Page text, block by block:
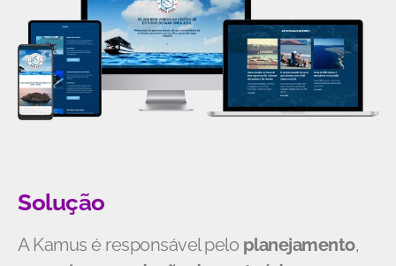
Solução
A Kamus é responsável pelo planejamento,